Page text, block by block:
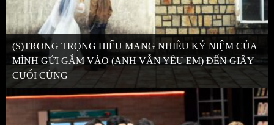
(S)TRONG TRỌNG HIẾU MANG NHIỀU KỶ NIỆM CỦA
MÌNH GỬI GẮM VÀO (ANH VẪN YÊU EM) ĐẾN GIÂY
CUỐI CÙNG